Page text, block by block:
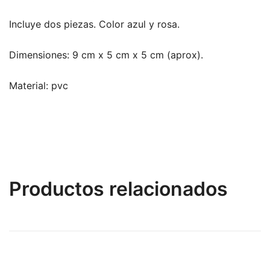
Incluye dos piezas. Color azul y rosa.
Dimensiones: 9 cm x 5 cm x 5 cm (aprox).
Material: pvc
Productos relacionados